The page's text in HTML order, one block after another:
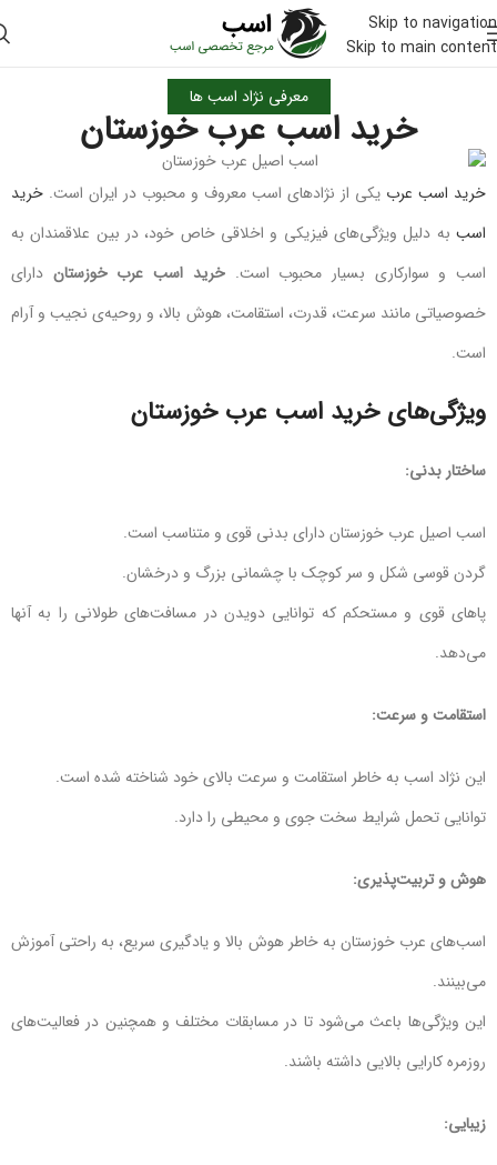
Skip to navigation
Skip to main content
معرفی نژاد اسب ها
خرید اسب عرب خوزستان
خرید اسب عرب یکی از نژادهای اسب معروف و محبوب در ایران است. خرید
اسب به دلیل ویژگی‌های فیزیکی و اخلاقی خاص خود، در بین علاقمندان به
اسب و سوارکاری بسیار محبوب است.خرید اسب عرب خوزستان دارای
خصوصیاتی مانند سرعت، قدرت، استقامت، هوش بالا، و روحیه‌ی نجیب و آرام
است.
ویژگی‌های خرید اسب عرب خوزستان
ساختار بدنی:
اسب اصیل عرب خوزستان دارای بدنی قوی و متناسب است.
گردن قوسی شکل و سر کوچک با چشمانی بزرگ و درخشان.
پاهای قوی و مستحکم که توانایی دویدن در مسافت‌های طولانی را به آنها
می‌دهد.
استقامت و سرعت:
این نژاد اسب به خاطر استقامت و سرعت بالای خود شناخته شده است.
توانایی تحمل شرایط سخت جوی و محیطی را دارد.
هوش و تربیت‌پذیری:
اسب‌های عرب خوزستان به خاطر هوش بالا و یادگیری سریع، به راحتی آموزش
می‌بینند.
این ویژگی‌ها باعث می‌شود تا در مسابقات مختلف و همچنین در فعالیت‌های
روزمره کارایی بالایی داشته باشند.
زیبایی: